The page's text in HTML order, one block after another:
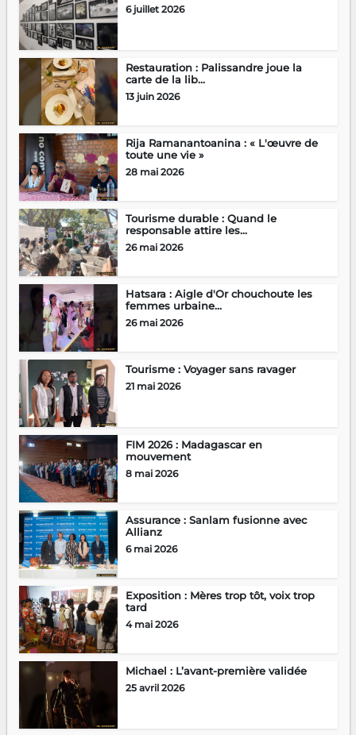
6 juillet 2026
Restauration : Palissandre joue la
carte de la lib...
13 juin 2026
Rija Ramanantoanina : « L'œuvre de
toute une vie »
28 mai 2026
Tourisme durable : Quand le
responsable attire les...
26 mai 2026
Hatsara : Aigle d'Or chouchoute les
femmes urbaine...
26 mai 2026
Tourisme : Voyager sans ravager
21 mai 2026
FIM 2026 : Madagascar en
mouvement
8 mai 2026
Assurance : Sanlam fusionne avec
Allianz
6 mai 2026
Exposition : Mères trop tôt, voix trop
tard
4 mai 2026
Michael : L’avant-première validée
25 avril 2026